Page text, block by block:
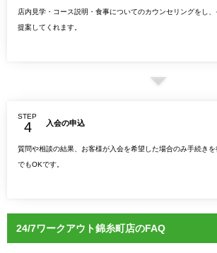
店内見学・コース説明・食事についてのカウンセリングをし
提案してくれます。
STEP
入会の申込
質問や相談の結果、お客様が入会を希望した場合のみ手続き
でもOKです。
24/7ワークアウト錦糸町店のFAQ